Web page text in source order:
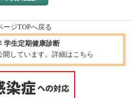
ージTOPへ戻る
学生定期健康診断
開しています。詳細はこちら